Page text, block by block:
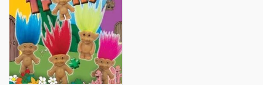
Op de speelplaats